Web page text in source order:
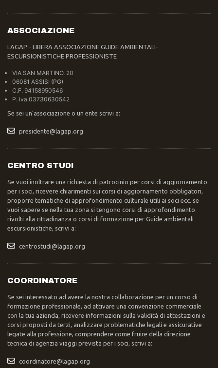
ASSOCIAZIONE
LAGAP - LIBERA ASSOCIAZIONE GUIDE AMBIENTALI-
ESCURSIONISTICHE PROFESSIONISTE
VIA SAN MARTINO, 20
06081 ASSISI (PG)
C.F. 94158950546
P. iva 03730630542
Se sei un’associazione o un ente scrivi a:
presidente@lagap.org
CENTRO STUDI
Se vuoi inoltrare una richiesta di patrocinio per corsi di aggiornamento
per i soci, ricevere chiarimenti sui corsi di aggiornamento obbligatori,
proporre tematiche di approfondimento culturale utili ai soci ecc. se
vuoi sapere se nella tua zona si tengono corsi di approfondimento
rivolti alla cittadinanza o corsi di formazione per Guide ambientali
escursionistiche, scrivi a:
centrostudi@lagap.org
COORDINATORE
Se sei interessato ad avere la nostra collaborazione per un corso di
formazione professionale, ad attivare una convenzione commerciale
con la tua azienda, ricevere informazioni sulla validità di attestazioni e
corsi proposti da terzi, analizzare problematiche legali e assicurative
legate alla professione, comprendere come fruire della direzione
tecnica di agenzia viaggi prevista per i soci, scrivi a:
coordinatore@lagap.org